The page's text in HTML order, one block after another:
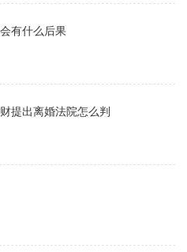
有什么后果
提出离婚法院怎么判